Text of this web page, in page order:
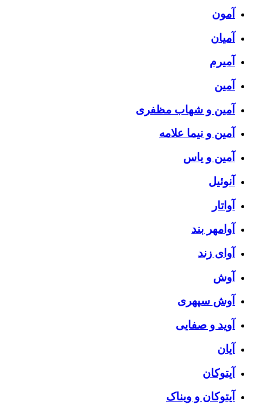
آمون
آمیان
آمیرم
آمین
آمین و شهاب مظفری
آمین و نیما علامه
آمین و یاس
آنوئیل
آواتار
آوامهر بند
آوای زند
آوش
آوش سپهری
آوید و صفایی
آیان
آیتوکان
آیتوکان و ویناک